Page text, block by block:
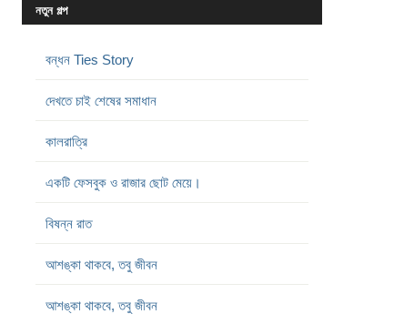
নতুন গল্প
বন্ধন Ties Story
দেখতে চাই শেষের সমাধান
কালরাত্রি
একটি ফেসবুক ও রাজার ছোট মেয়ে।
বিষন্ন রাত
আশঙ্কা থাকবে, তবু জীবন
আশঙ্কা থাকবে, তবু জীবন